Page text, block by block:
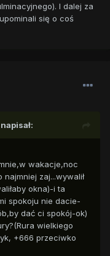
I dalej za
się o coś
wakacje,noc
zaj...wywalił
okna)-i ta
spokoju nie dacie-
dać ci spokój-ok)
wielkiego
+666 przeciwko